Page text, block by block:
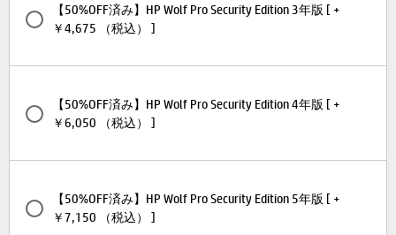
【50%OFF済み】HP Wolf Pro Security Edition 3年版 [ +
￥4,675 （税込） ]
【50%OFF済み】HP Wolf Pro Security Edition 4年版 [ +
￥6,050 （税込） ]
【50%OFF済み】HP Wolf Pro Security Edition 5年版 [ +
￥7,150 （税込） ]